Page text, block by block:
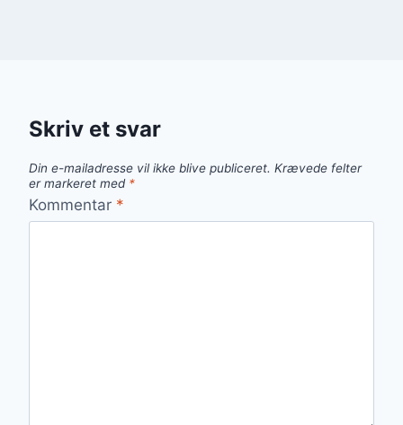
Skriv et svar
Din e-mailadresse vil ikke blive publiceret. Krævede felter
er markeret med *
Kommentar *